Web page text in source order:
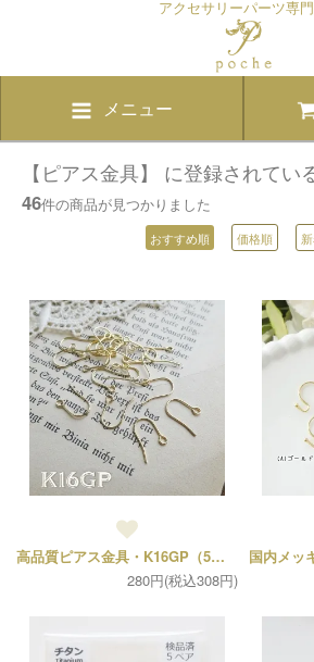
アクセサリーパーツ専
メニュー
【ピアス金具】 に登録されてい
46件の商品が見つかりました
おすすめ順 価格順
高品質ピアス金具・K16GP（5ペア10個）
280円(税込308円)